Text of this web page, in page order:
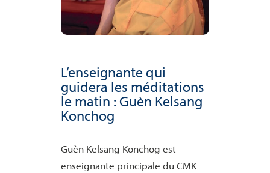
L’enseignante qui
guidera les méditations
le matin : Guèn Kelsang
Konchog
Guèn Kelsang Konchog est
enseignante principale du CMK